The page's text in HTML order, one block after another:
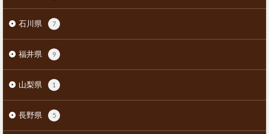
石川県 7
福井県 9
山梨県 1
長野県 5